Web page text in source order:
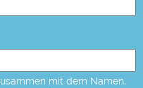
mit dem Namen,